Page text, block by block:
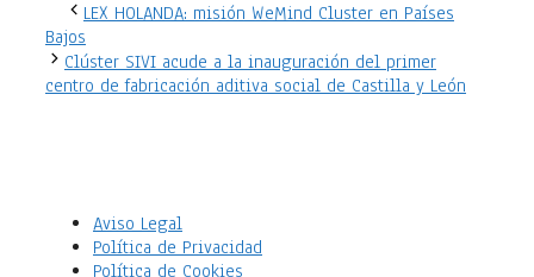
LEX HOLANDA: misión WeMind Cluster en Países
Bajos
Clúster SIVI acude a la inauguración del primer
centro de fabricación aditiva social de Castilla y León
Aviso Legal
Política de Privacidad
Política de Cookies